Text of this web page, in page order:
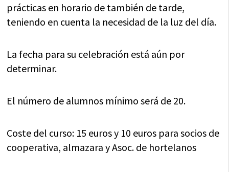
prácticas en horario de también de tarde,
teniendo en cuenta la necesidad de la luz del día.
La fecha para su celebración está aún por
determinar.
El número de alumnos mínimo será de 20.
Coste del curso: 15 euros y 10 euros para socios de
cooperativa, almazara y Asoc. de hortelanos